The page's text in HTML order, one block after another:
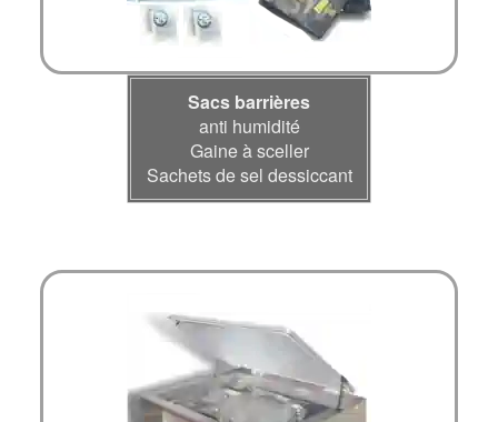
Sacs barrières
anti humidité
Gaine à sceller
Sachets de sel dessiccant